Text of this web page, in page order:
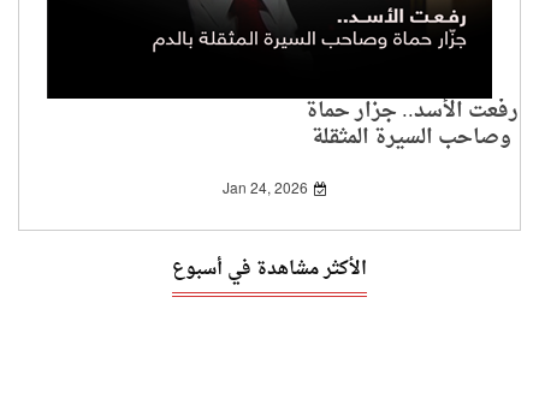
رفعت الأسد.. جزار حماة
وصاحب السيرة المثقلة
Jan 24, 2026
الأكثر مشاهدة في أسبوع